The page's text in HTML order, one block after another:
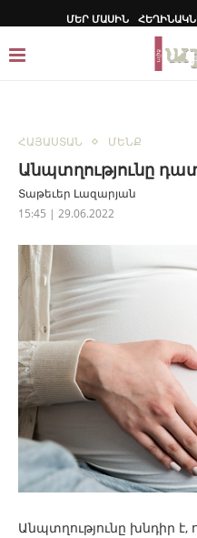
ՄԵՐ ՄԱՍԻՆ
ՀԱՅԱՍՏԱՆ ՄԵՆՔ
Անպտղությունը
Տաթեւեր Լազարյան
15:45 | 29.06.2022
Անպտղությունը խնդիր է,